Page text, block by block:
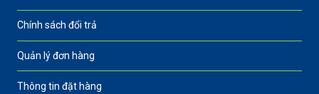
Chính sách đổi trả
Quản lý đơn hàng
Thông tin đặt hàng